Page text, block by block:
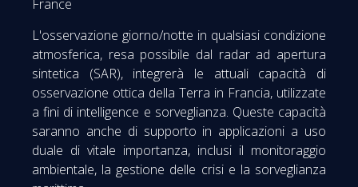
France
L'osservazione giorno/notte in qualsiasi condizione
atmosferica, resa possibile dal radar ad apertura
sintetica (SAR), integrerà le attuali capacità di
osservazione ottica della Terra in Francia, utilizzate
a fini di intelligence e sorveglianza. Queste capacità
saranno anche di supporto in applicazioni a uso
duale di vitale importanza, inclusi il monitoraggio
ambientale, la gestione delle crisi e la sorveglianza